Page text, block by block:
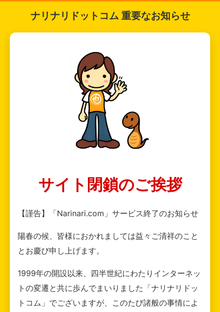
ナリナリドットコム 重要なお知らせ
サイト閉鎖のご挨拶
【謹告】「Narinari.com」サービス終了のお知らせ
陽春の候、皆様におかれましては益々ご清祥のこと
とお慶び申し上げます。
1999年の開設以来、四半世紀にわたりインターネッ
トの変遷と共に歩んでまいりました「ナリナリドッ
トコム」でございますが、このたび諸般の事情によ